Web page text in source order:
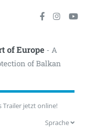
of Europe- A
of Balkan
Trailer jetzt online!
Sprache